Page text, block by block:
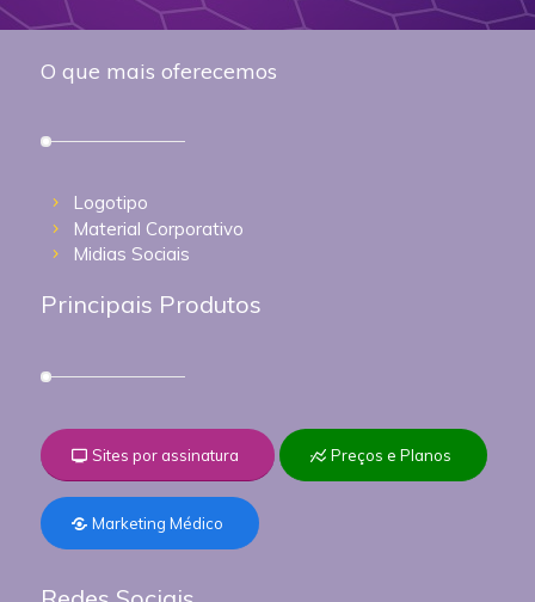
O que mais oferecemos
Logotipo
Material Corporativo
Midias Sociais
Principais Produtos
Sites por assinatura Preços e Planos
Marketing Médico